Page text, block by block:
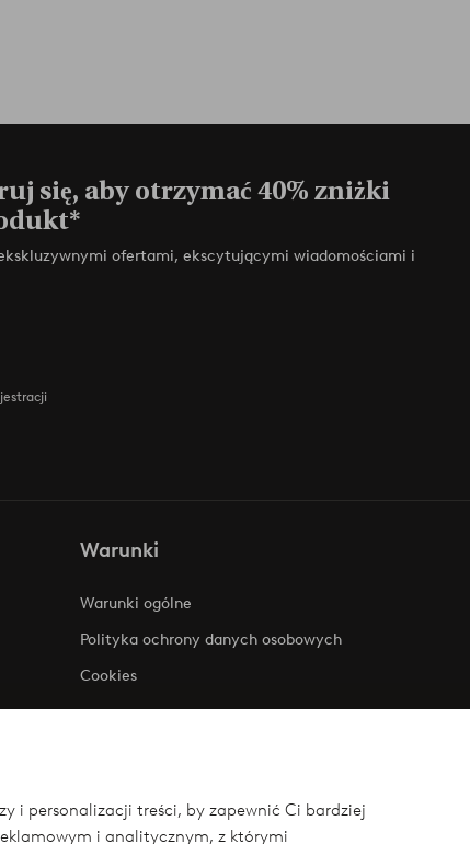
i personalizacji treści, by zapewnić Ci bardziej
i analitycznym, z którymi
się, aby otrzymać 40% zniżki
ofertami, ekscytującymi wiadomościami i
Warunki
Warunki ogólne
Polityka ochrony danych osobowych
Cookies